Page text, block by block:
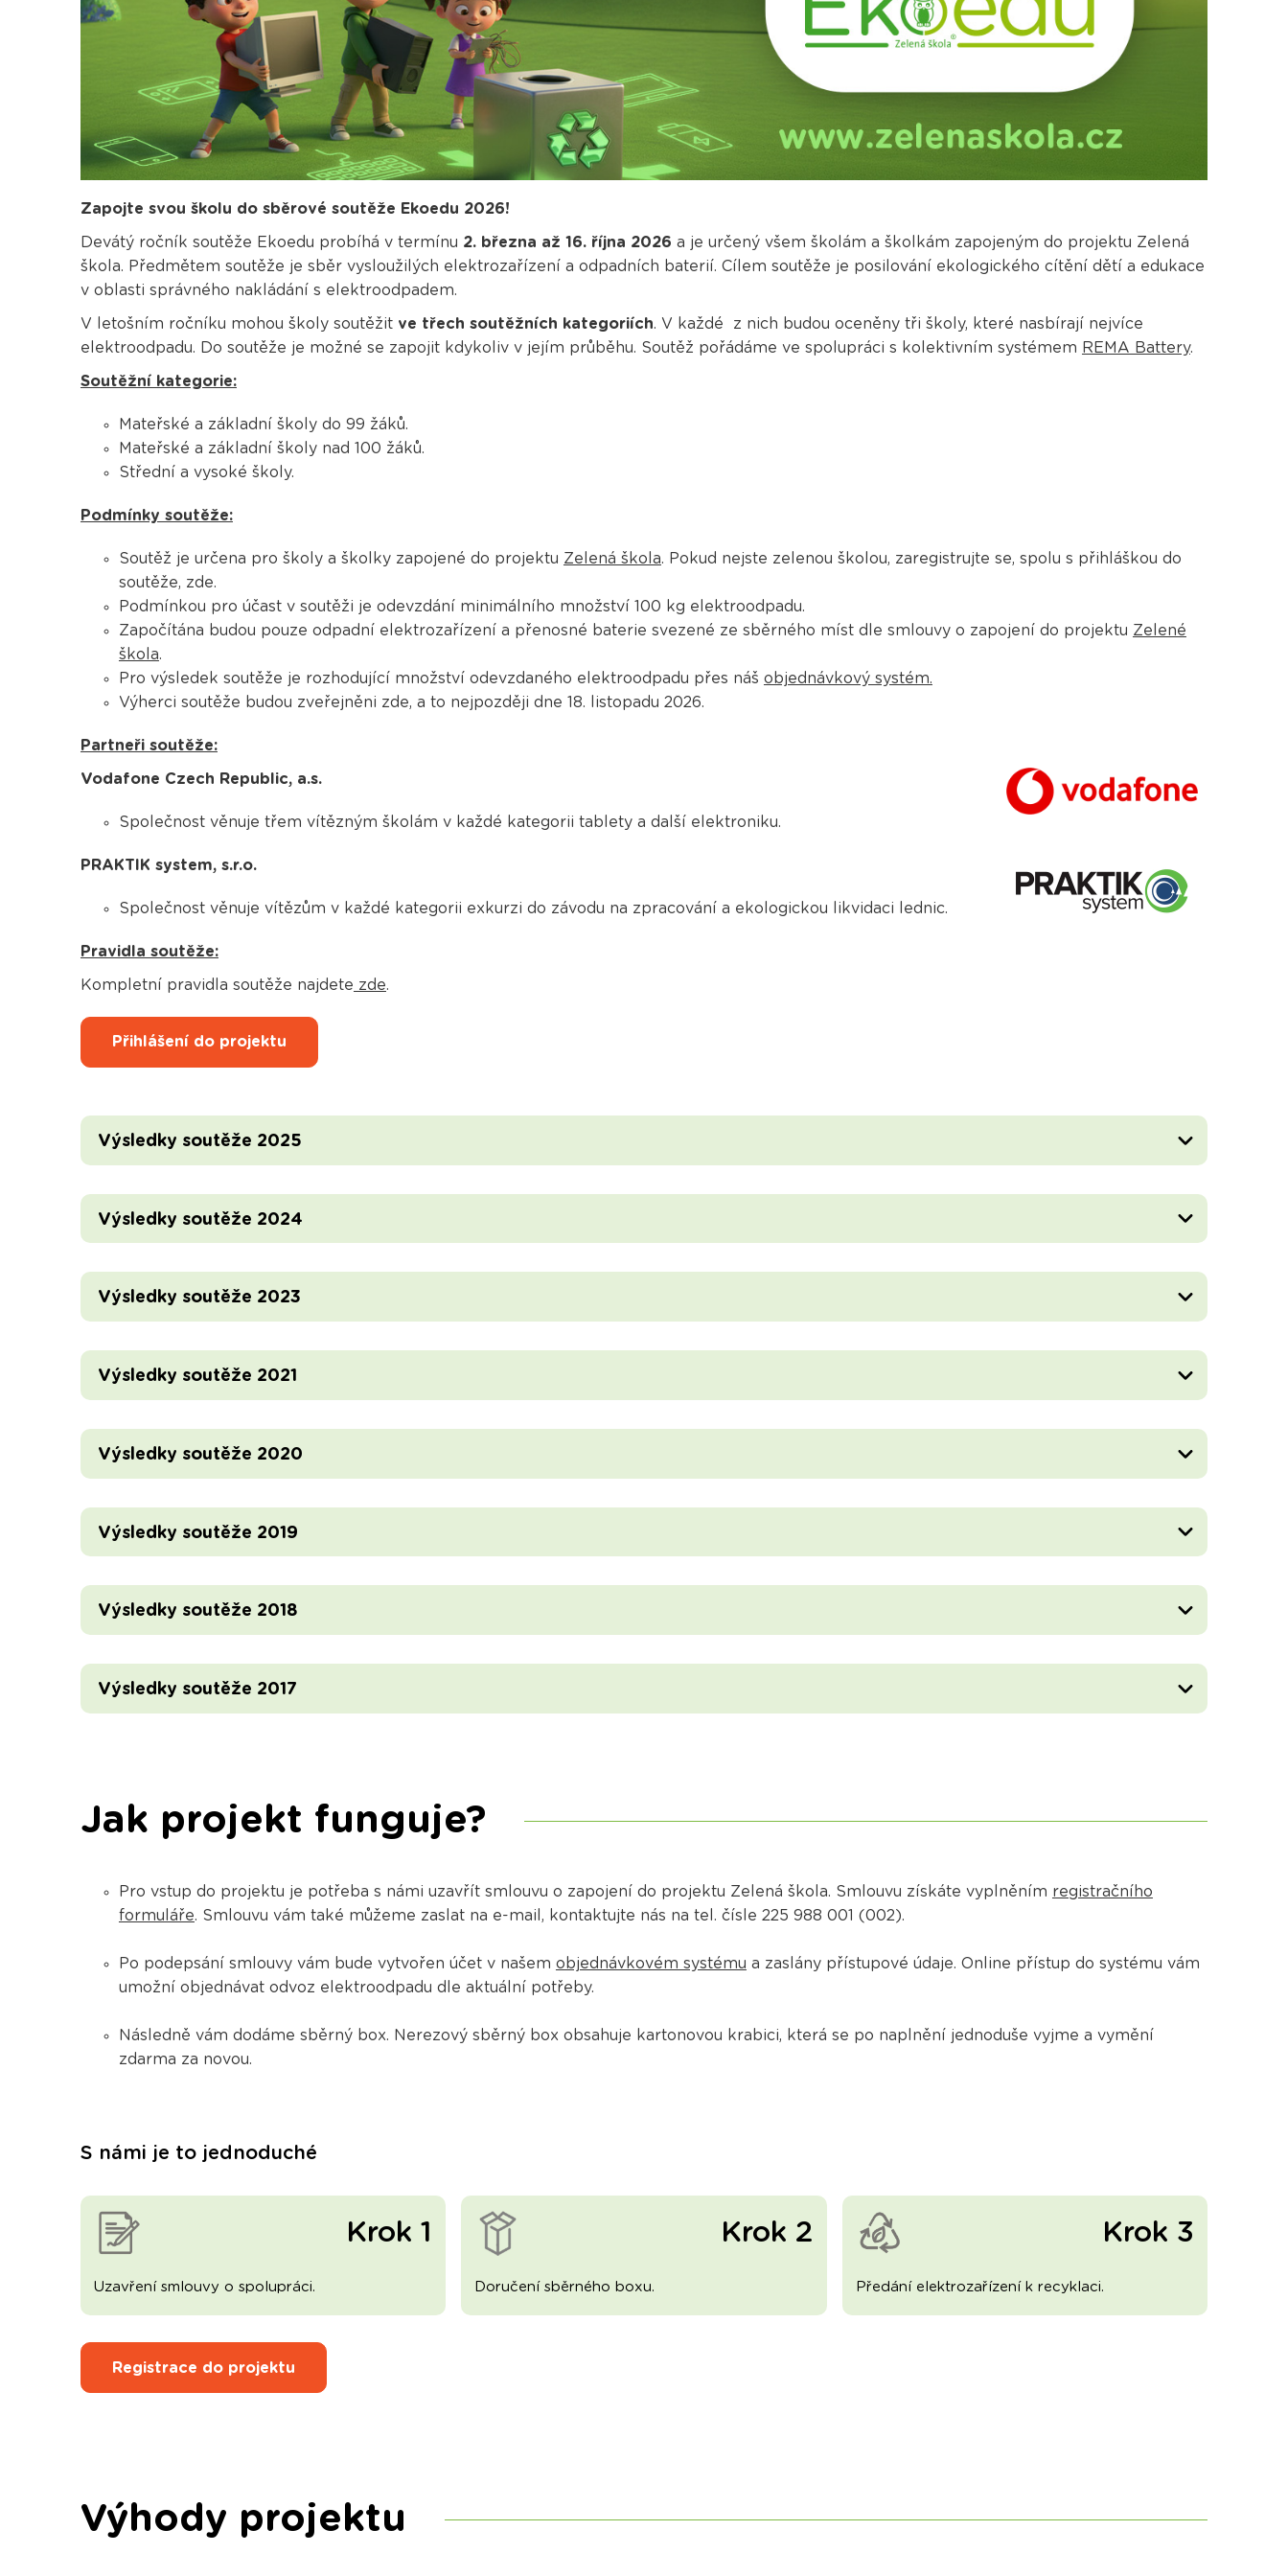
Zapojte svou školu do sběrové soutěže Ekoedu 2026!
Devátý ročník soutěže Ekoedu probíhá v termínu 2. března až 16. října 2026 a je určený všem školám a školkám zapojeným do projektu Zelená
škola. Předmětem soutěže je sběr vysloužilých elektrozařízení a odpadních baterií. Cílem soutěže je posilování ekologického cítění dětí a edukace
v oblasti správného nakládání s elektroodpadem.
V letošním ročníku mohou školy soutěžit ve třech soutěžních kategoriích. V každé z nich budou oceněny tři školy, které nasbírají nejvíce
elektroodpadu. Do soutěže je možné se zapojit kdykoliv v jejím průběhu. Soutěž pořádáme ve spolupráci s kolektivním systémem REMA Battery.
Soutěžní kategorie:
Mateřské a základní školy do 99 žáků.
Mateřské a základní školy nad 100 žáků.
Střední a vysoké školy.
Podmínky soutěže:
Soutěž je určena pro školy a školky zapojené do projektu Zelená škola. Pokud nejste zelenou školou, zaregistrujte se, spolu s přihláškou do
soutěže, zde.
Podmínkou pro účast v soutěži je odevzdání minimálního množství 100 kg elektroodpadu.
Započítána budou pouze odpadní elektrozařízení a přenosné baterie svezené ze sběrného míst dle smlouvy o zapojení do projektu Zelené
škola.
Pro výsledek soutěže je rozhodující množství odevzdaného elektroodpadu přes náš objednávkový systém.
Výherci soutěže budou zveřejněni zde, a to nejpozději dne 18. listopadu 2026.
Partneři soutěže:
Vodafone Czech Republic, a.s.
Společnost věnuje třem vítězným školám v každé kategorii tablety a další elektroniku.
PRAKTIK system, s.r.o.
Společnost věnuje vítězům v každé kategorii exkurzi do závodu na zpracování a ekologickou likvidaci lednic.
Pravidla soutěže:
Kompletní pravidla soutěže najdete zde.
Přihlášení do projektu
Výsledky soutěže 2025
Výsledky soutěže 2024
Výsledky soutěže 2023
Výsledky soutěže 2021
Výsledky soutěže 2020
Výsledky soutěže 2019
Výsledky soutěže 2018
Výsledky soutěže 2017
Jak projekt funguje?
Pro vstup do projektu je potřeba s námi uzavřít smlouvu o zapojení do projektu Zelená škola. Smlouvu získáte vyplněním registračního
formuláře. Smlouvu vám také můžeme zaslat na e-mail, kontaktujte nás na tel. čísle 225 988 001 (002).
​​​​​​Po podepsání smlouvy vám bude vytvořen účet v našem objednávkovém systému a zaslány přístupové údaje. Online přístup do systému vám
umožní objednávat odvoz elektroodpadu dle aktuální potřeby.
Následně vám dodáme sběrný box. Nerezový sběrný box obsahuje kartonovou krabici, která se po naplnění jednoduše vyjme a vymění
zdarma za novou.
S námi je to jednoduché
Krok 1
Uzavření smlouvy o spolupráci.
Krok 2
Doručení sběrného boxu.
Krok 3
Předání elektrozařízení k recyklaci.
Registrace do projektu
Výhody projektu